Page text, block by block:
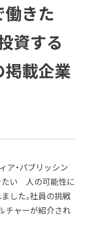
の特長
の進め
介
要
プグル
プラップジャ
パンの書籍
受賞歴
働きた
資する
掲載企業
ア・パブリッシン
たい 人の可能性に
した。社員の挑戦
チャーが紹介され